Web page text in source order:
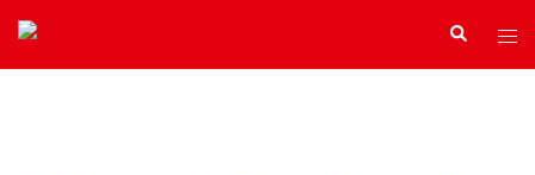
Zum
Inhalt
springen
Search